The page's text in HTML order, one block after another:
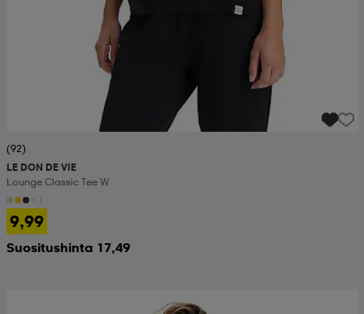
(92)
LE DON DE VIE
Lounge Classic Tee W
9,99
Suositushinta 17,49